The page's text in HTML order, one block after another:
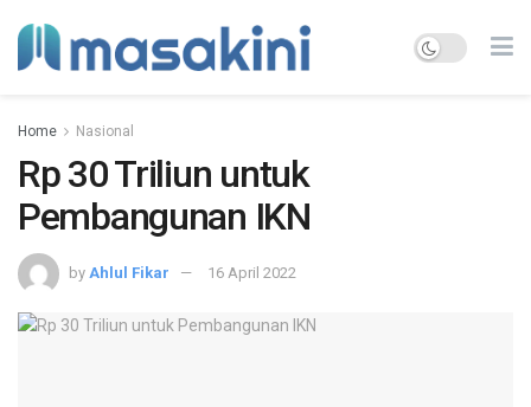
Home Nasional
Rp 30 Triliun untuk
Pembangunan IKN
by Ahlul Fikar 16 April 2022